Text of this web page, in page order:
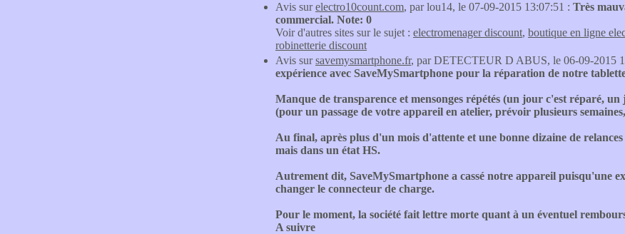
Avis surelectro10count.com, par lou14, le 07-09-2015 13:07:51 : Très
commercial. Note: 0
Voir d'autres sites sur le sujet : electromenager discount, boutique en ligne
robinetterie discount
Avis sursavemysmartphone.fr, par DETECTEUR D ABUS, le 06-09-2015
expérience avec SaveMySmartphone pour la réparation de notre
Manque de transparence et mensonges répétés (un jour c'est réparé,
(pour un passage de votre appareil en atelier, prévoir plusieurs
Au final, après plus d'un mois d'attente et une bonne dizaine de
mais dans un état HS.
Autrement dit, SaveMySmartphone a cassé notre appareil puisqu'une
changer le connecteur de charge.
Pour le moment, la société fait lettre morte quant à un éventuel
A suivre